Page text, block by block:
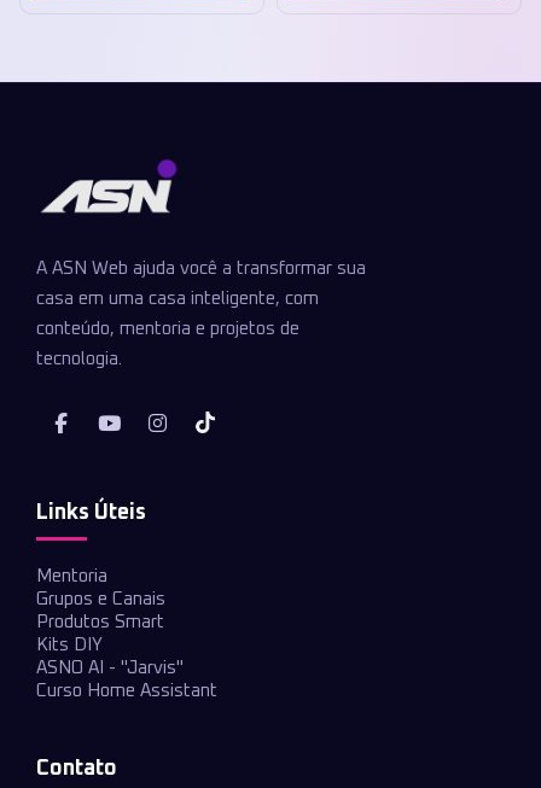
A ASN Web ajuda você a transformar sua
casa em uma casa inteligente, com
conteúdo, mentoria e projetos de
tecnologia.
Links Úteis
Mentoria
Grupos e Canais
Produtos Smart
Kits DIY
ASNO AI - "Jarvis"
Curso Home Assistant
Contato